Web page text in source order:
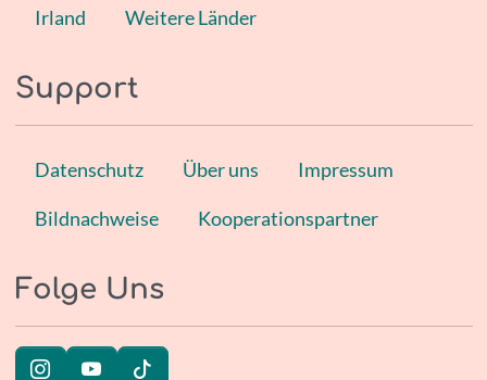
Irland Weitere Länder
Support
Datenschutz Über uns Impressum
Bildnachweise Kooperationspartner
Folge Uns